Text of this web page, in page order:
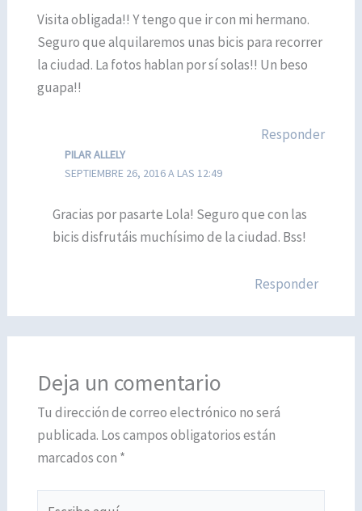
Visita obligada!! Y tengo que ir con mi hermano.
Seguro que alquilaremos unas bicis para recorrer
la ciudad. La fotos hablan por sí solas!! Un beso
guapa!!
Responder
PILAR ALLELY
SEPTIEMBRE 26, 2016 A LAS 12:49
Gracias por pasarte Lola! Seguro que con las
bicis disfrutáis muchísimo de la ciudad. Bss!
Responder
Deja un comentario
Tu dirección de correo electrónico no será
publicada. Los campos obligatorios están
marcados con *